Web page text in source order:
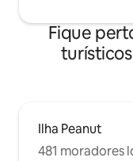
Fique
Ilha Peanut
481 moradores